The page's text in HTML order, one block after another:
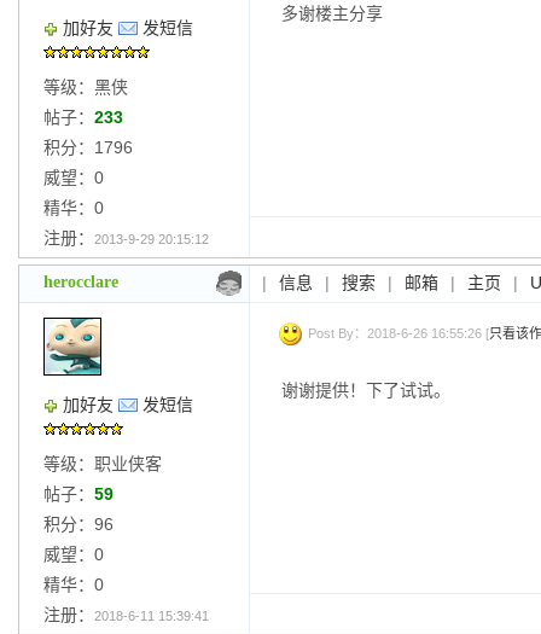
加好友 发短信
等级：黑侠
帖子： 233
积分：1796
威望：0
精华：0
注册：
2013-9-29 20:15:12
多谢楼主分享
herocclare | 信息 | 搜索 | 邮箱 | 主页 |
加好友 发短信
等级：职业侠客
帖子： 59
积分：96
威望：0
精华：0
注册：
2018-6-11 15:39:41
Post By：2018-6-26 16:55:26 [只看该
谢谢提供！下了试试。